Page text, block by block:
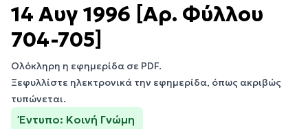
14 Αυγ 1996 [Αρ. Φύλλου
704-705]
Ολόκληρη η εφημερίδα σε PDF.
Ξεφυλλίστε ηλεκτρονικά την εφημερίδα, όπως ακριβώς
τυπώνεται.
Έντυπο: Κοινή Γνώμη